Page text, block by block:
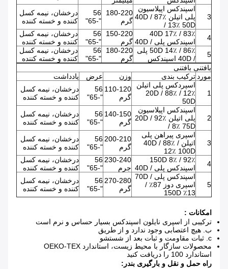
3
اسپندکس اپیلاسیون
پلی اتیلن 40D / 87٪
/ 13٪ 50D
180-220
گرم
56
"-65"
درخشان، نیمه کسل
کننده و خسته کننده
4
83٪ / 17٪ 40D
اسپندکس پلی / 40D
150-220
گرم
56
"-65"
درخشان، نیمه کسل
کننده و خسته کننده
5
86٪ / 14٪ 50D پلی
/ 40D اسپندکس
180-220
گرم
56
"-65"
درخشان، نیمه کسل
کننده و خسته کننده
بافتنی بافتنی
موردترکیب بندی وزن عرض یادداشت
1
اسپردکس پلی اتیلن
20D / 88٪ / 12٪
50D
110-120
گرم
56
"-65"
درخشان، نیمه کسل
کننده و خسته کننده
2
اسپندکس اپیلاسیون
پلی اتیلن 20D / 92٪
/ 8٪ 75D
140-150
گرم
56
"-65"
درخشان، نیمه کسل
کننده و خسته کننده
3
اسپری پیراهن پلی
اتیلن 40D / 88٪ /
12٪ 100D
200-210
گرم
56
"-65"
درخشان، نیمه کسل
کننده و خسته کننده
4
92٪ / 8٪ 150D
اسپندکس پلی / 40D
230-240
جرم
56
"-65"
درخشان، نیمه کسل
کننده و خسته کننده
5
اسپندکس پلی / 70D
اسپری دوز 87٪ /
13٪ 150D
270-280
گرم
56
"-65"
درخشان، نیمه کسل
کننده و خسته کننده
امکانات :
ترکیبی از اسپری نایلون اسپندکس بسیار حساس و نرم است
ب. هیچ اعتصابی وجود ندارد و از طریق
c. ثبات مقاومت و ثبات بعد از شستشو
محصولات سازگار با محیط زیست، استاندارد OEKO-TEX
استاندارد 100 را دریافت کنید
راه حمل و نقل و بارگیری بندر: